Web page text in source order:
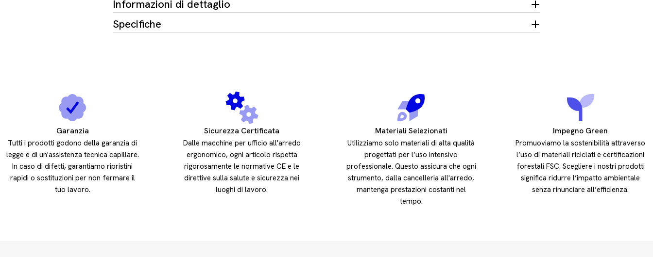
Informazioni di dettaglio
Specifiche
Garanzia
Tutti i prodotti godono della garanzia di
legge e di un'assistenza tecnica capillare.
In caso di difetti, garantiamo ripristini
rapidi o sostituzioni per non fermare il
tuo lavoro.
Sicurezza Certificata
Dalle macchine per ufficio all'arredo
ergonomico, ogni articolo rispetta
rigorosamente le normative CE e le
direttive sulla salute e sicurezza nei
luoghi di lavoro.
Materiali Selezionati
Utilizziamo solo materiali di alta qualità
progettati per l’uso intensivo
professionale. Questo assicura che ogni
strumento, dalla cancelleria all'arredo,
mantenga prestazioni costanti nel
tempo.
Impegno Green
Promuoviamo la sostenibilità attraverso
l’uso di materiali riciclati e certificazioni
forestali FSC. Scegliere i nostri prodotti
significa ridurre l’impatto ambientale
senza rinunciare all’efficienza.